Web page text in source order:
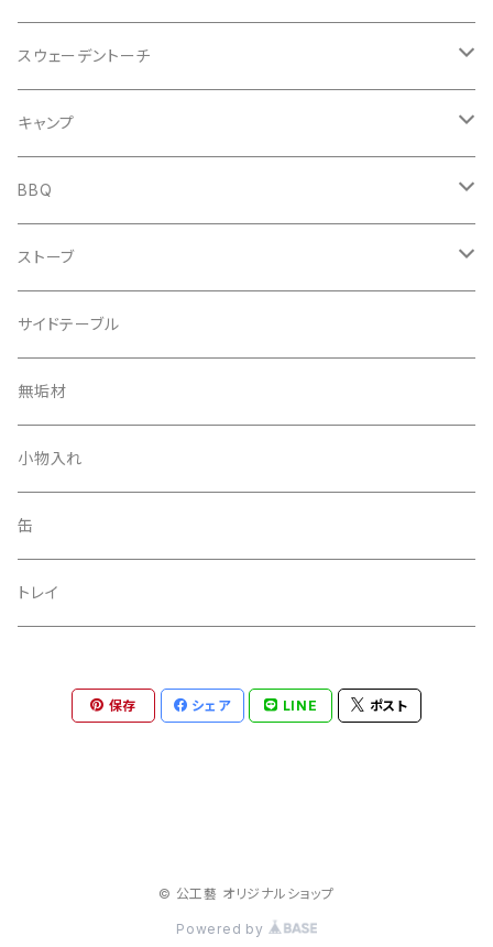
スウェーデントーチ
キャンドルツリー
ウッドキャンドル
キャンドルウッド
ミニスウェーデントーチ
キャンプ
野営
BBQ
コンロ
ストーブ
丸太ストーブ
サイドテーブル
無垢材
小物入れ
缶
トレイ
保存 シェア LINE ポスト
© 公工藝 オリジナルショップ
Powered by